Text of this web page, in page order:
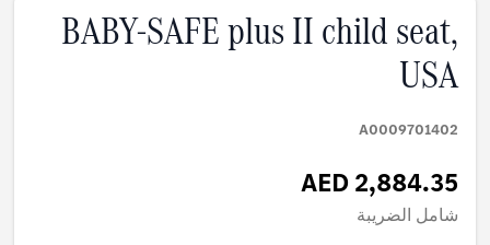
BABY-SAFE plus II child seat,
USA
A0009701402
AED 2,884.35
شامل الضريبة